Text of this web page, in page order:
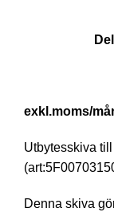
/
Utbytesskiva
Denna skiva